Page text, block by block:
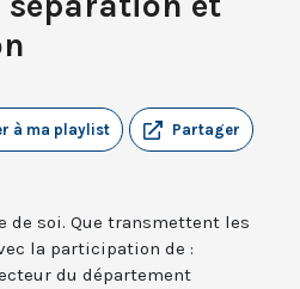
Partager
à ma playlist
de soi. Que transmettent les
la participation de :
du département